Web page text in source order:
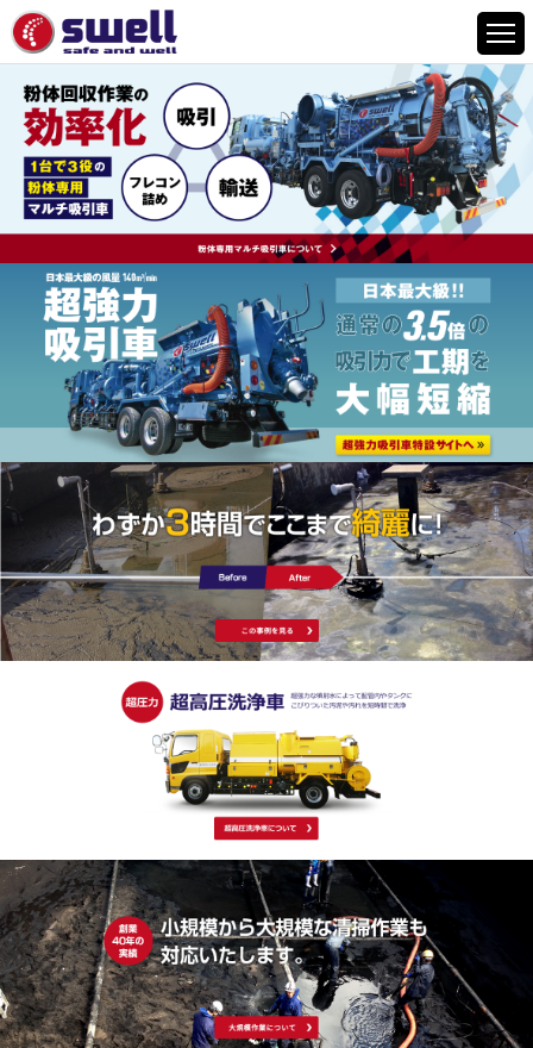
HOME
6つの特徴
サービスメニュー
設備案内
事例紹介
よくあるご質問
会社情報
採用情報
お問い合わせ